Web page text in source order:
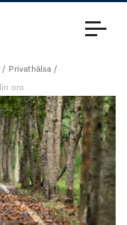
Privathälsa
oro